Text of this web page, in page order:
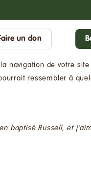
un don
navigation de votre
ressembler à
baptisé Russell, et